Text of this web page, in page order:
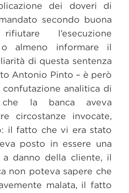
dei doveri di
secondo buona
l’esecuzione
o almeno informare il
di questa sentenza
Antonio Pinto – è però
analitica di
la banca aveva
circostanze invocate,
il fatto che vi era stato
posto in essere una
danno della cliente, il
non poteva sapere che
malata, il fatto